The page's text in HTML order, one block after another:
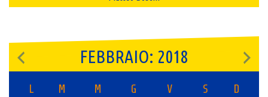
FEBBRAIO: 2018
L M M G V S D